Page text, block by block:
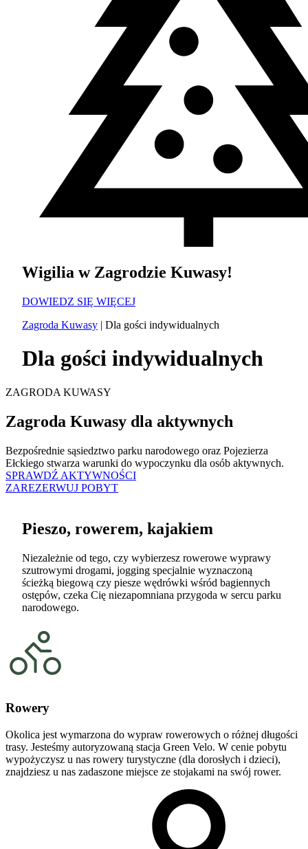
Wigilia w Zagrodzie Kuwasy!
DOWIEDZ SIĘ WIĘCEJ
Zagroda Kuwasy | Dla gości indywidualnych
Dla gości indywidualnych
ZAGRODA KUWASY
Zagroda Kuwasy dla aktywnych
Bezpośrednie sąsiedztwo parku narodowego oraz Pojezierza
Ełckiego stwarza warunki do wypoczynku dla osób aktywnych.
SPRAWDŹ AKTYWNOŚCI
ZAREZERWUJ POBYT
Pieszo, rowerem, kajakiem
Niezależnie od tego, czy wybierzesz rowerowe wyprawy
szutrowymi drogami, jogging specjalnie wyznaczoną
ścieżką biegową czy piesze wędrówki wśród bagiennych
ostępów, czeka Cię niezapomniana przygoda w sercu parku
narodowego.
Rowery
Okolica jest wymarzona do wypraw rowerowych o różnej długości
trasy. Jesteśmy autoryzowaną stacja Green Velo. W cenie pobytu
wypożyczysz u nas rowery turystyczne (dla dorosłych i dzieci),
znajdziesz u nas zadaszone miejsce ze stojakami na swój rower.